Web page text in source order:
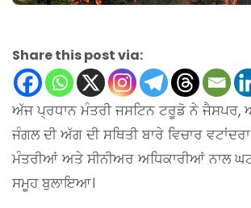
Share this post via:
ਅੱਜ ਪ੍ਰਧਾਨ ਮੰਤਰੀ ਜਸਟਿਨ ਟਰੂਡੋ ਨੇ ਜੈਸਪਰ,
ਜੰਗਲ ਦੀ ਅੱਗ ਦੀ ਸਥਿਤੀ ਬਾਰੇ ਵਿਚਾਰ
ਮੰਤਰੀਆਂ ਅਤੇ ਸੀਨੀਅਰ ਅਧਿਕਾਰੀਆਂ ਨਾਲ
ਸਮੂਹ ਬੁਲਾਇਆ।